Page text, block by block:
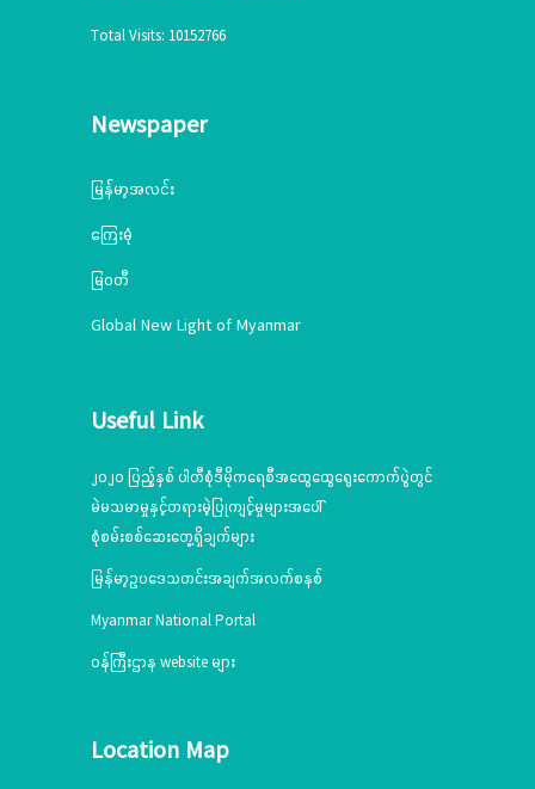
Total Visits: 10152766
Newspaper
မြန်မာ့အလင်း
ကြေးမုံ
မြဝတီ
Global New Light of Myanmar
Useful Link
၂၀၂၀ ပြည့်နှစ် ပါတီစုံဒီမိုကရေစီအထွေထွေရွေးကောက်ပွဲတွင်
မဲမသမာမှုနှင့်တရားမဲ့ပြုကျင့်မှုများအပေါ်
စုံစမ်းစစ်ဆေးတွေ့ရှိချက်များ
မြန်မာ့ဥပဒေသတင်းအချက်အလက်စနစ်
Myanmar National Portal
ဝန်ကြီးဌာန website များ
Location Map